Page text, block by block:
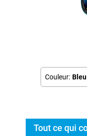
Couleur: Bleu
Tout ce qui